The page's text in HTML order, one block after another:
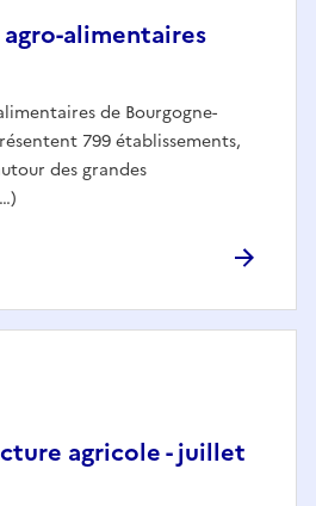
alimentaires
de Bourgogne-
799 établissements,
des grandes
agricole - juillet